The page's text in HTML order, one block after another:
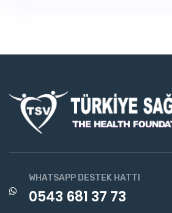
WHATSAPP DESTEK HATTI
0543 681 37 73